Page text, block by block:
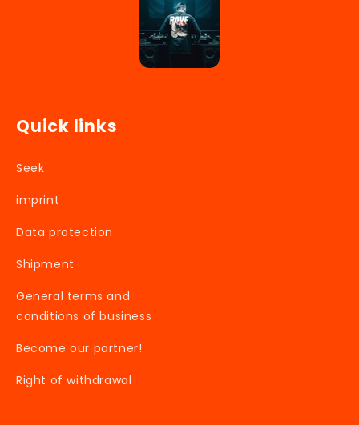
Quick links
Seek
imprint
Data protection
Shipment
General terms and
conditions of business
Become our partner!
Right of withdrawal